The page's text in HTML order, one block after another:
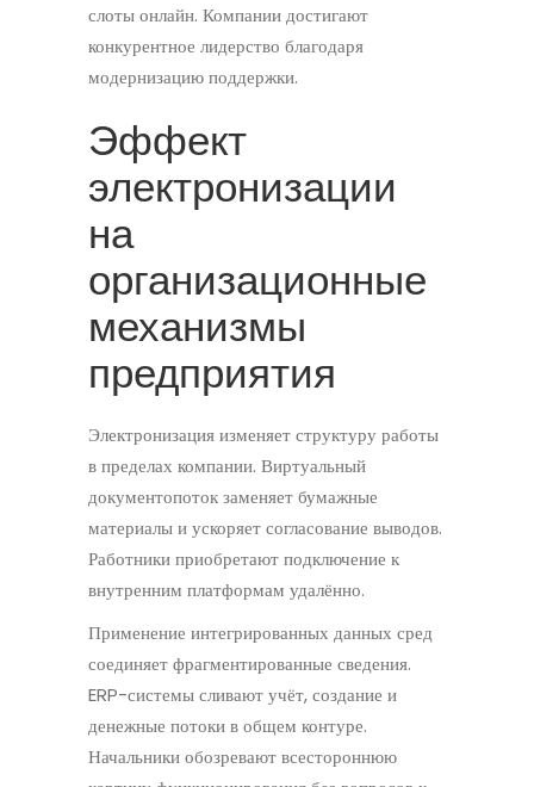
слоты онлайн. Компании достигают
конкурентное лидерство благодаря
модернизацию поддержки.
Эффект
электронизации
на
организационные
механизмы
предприятия
Электронизация изменяет структуру работы
в пределах компании. Виртуальный
документопоток заменяет бумажные
материалы и ускоряет согласование выводов.
Работники приобретают подключение к
внутренним платформам удалённо.
Применение интегрированных данных сред
соединяет фрагментированные сведения.
ERP-системы сливают учёт, создание и
денежные потоки в общем контуре.
Начальники обозревают всестороннюю